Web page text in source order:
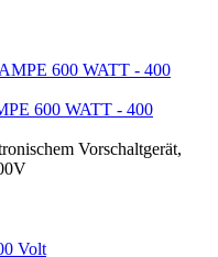
600 WATT - 400
Vorschaltgerät,